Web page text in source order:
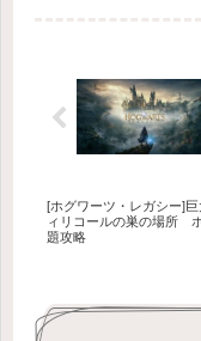
[ホグワーツ・レガシー]
ィリコールの巣の場所
題攻略